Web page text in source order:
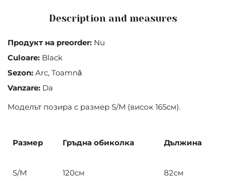
Description and measures
Продукт на preorder: Nu
Culoare: Black
Sezon: Arc, Toamnă
Vanzare: Da
Mоделът позира с размер S/M (висок 165см).
Размер Гръдна обиколка Дължина
S/M 120см 82см